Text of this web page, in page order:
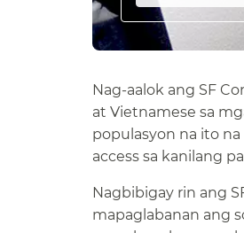
Nag-aalok ang SF
at Vietnamese sa
populasyon na ito
access sa kanilang
Nagbibigay rin ang
mapaglabanan ang